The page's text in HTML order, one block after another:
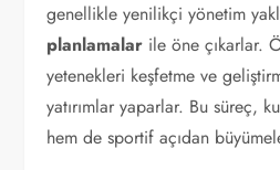
genellikle yenilikçi yönetim
planlamalar ile öne çıkarlar.
yetenekleri keşfetme ve
yatırımlar yaparlar. Bu süreç,
hem de sportif açıdan